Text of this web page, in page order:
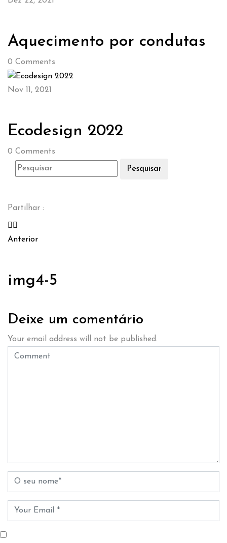
Aquecimento por condutas
0 Comments
Nov 11, 2021
Ecodesign 2022
0 Comments
Pesquisar
Partilhar :
Anterior
img4-5
Deixe um comentário
Your email address will not be published.